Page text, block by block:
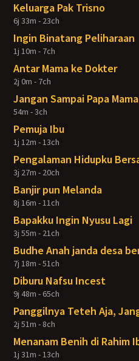
Keluarga Pak Trisno
6j 33m - 23ch
Ingin Binatang Peliharaan
1j 10m - 7ch
Antar Mama ke Dokter
2j 0m - 7ch
Jangan Sampai Papa
54m - 3ch
Pemuja Ibu
1j 12m - 13ch
Pengalaman Hidupku
3j 27m - 20ch
Banjir pun Melanda
8j 16m - 11ch
Bapakku Ingin Nyusu Lagi
3j 55m - 21ch
Budhe Anah janda desa
7j 18m - 51ch
Diburu Nafsu Incest
9j 48m - 65ch
Panggilnya Teteh Aja,
2j 51m - 8ch
Menanam Benih di Rahim
1j 31m - 13ch